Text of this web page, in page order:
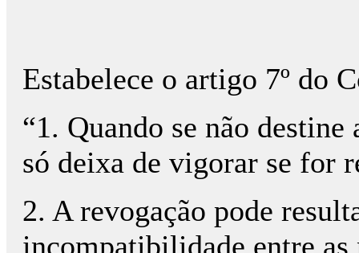
Estabelece o artigo 7º do
“1. Quando se não
só deixa de vigorar se for
2. A revogação pode
incompatibilidade entre as